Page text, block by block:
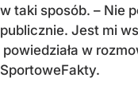
w taki sposób. – Nie
publicznie. Jest mi
powiedziała w
SportoweFakty.